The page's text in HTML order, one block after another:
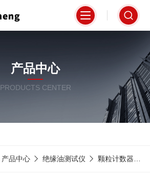
产品中心
PRODUCTS CENTER
产品中心 绝缘油测试仪 颗粒计数器